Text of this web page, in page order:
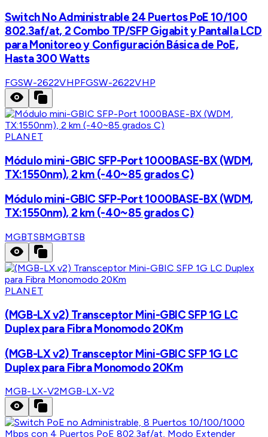
Switch No Administrable 24 Puertos PoE 10/100
802.3af/at, 2 Combo TP/SFP Gigabit y Pantalla LCD
para Monitoreo y Configuración Básica de PoE,
Hasta 300 Watts
FGSW-2622VHPFGSW-2622VHP
PLANET
Módulo mini-GBIC SFP-Port 1000BASE-BX (WDM,
TX:1550nm), 2 km (-40~85 grados C)
Módulo mini-GBIC SFP-Port 1000BASE-BX (WDM,
TX:1550nm), 2 km (-40~85 grados C)
MGBTSBMGBTSB
PLANET
(MGB-LX v2) Transceptor Mini-GBIC SFP 1G LC
Duplex para Fibra Monomodo 20Km
(MGB-LX v2) Transceptor Mini-GBIC SFP 1G LC
Duplex para Fibra Monomodo 20Km
MGB-LX-V2MGB-LX-V2